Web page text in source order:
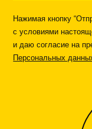
Нажимая кнопку
с условиями
и даю согласие на
Персональных